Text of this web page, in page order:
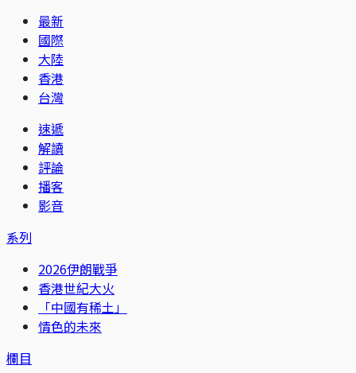
最新
國際
大陸
香港
台灣
速遞
解讀
評論
播客
影音
系列
2026伊朗戰爭
香港世紀大火
「中國有稀土」
情色的未來
欄目